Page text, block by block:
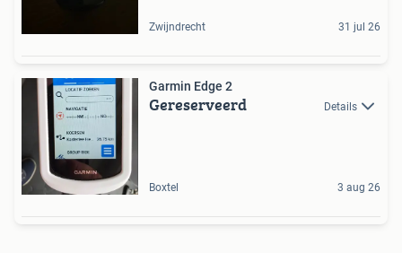
Zwijndrecht 31 jul 26
Garmin Edge 2
Gereserveerd Details
Boxtel 3 aug 26